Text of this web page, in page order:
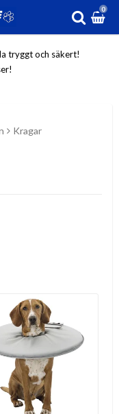
0
tryggt och säkert!
Kragar